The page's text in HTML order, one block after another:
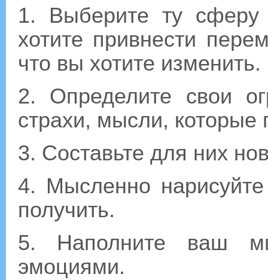
1. Выберите ту
хотите привнести
что вы хотите изменить.
2. Определите свои
страхи, мысли, которые
3. Составьте для них
4. Мысленно
получить.
5. Наполните ваш
эмоциями.